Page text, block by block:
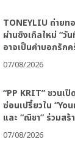
TONEYLIU ถ่ายท
ผ่านซิงเกิลใหม่ “วั
อาจเป็นคำบอกรัก
07/08/2026
“PP KRIT” ชวนเ
ซ่อนเปรี้ยวใน
และ “ณิชา” ร่วมสร้
07/08/2026